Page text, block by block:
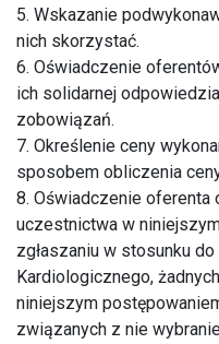
5. Wskazanie
nich skorzystać.
6. Oświadczenie
ich solidarnej
zobowiązań.
7. Określenie ceny
sposobem obliczenia
8. Oświadczenie oferenta
uczestnictwa w
zgłaszaniu w stosunku
Kardiologicznego,
niniejszym
związanych z nie